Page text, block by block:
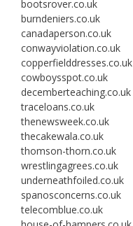
bootsrover.co.uk
burndeniers.co.uk
canadaperson.co.uk
conwayviolation.co.uk
copperfielddresses.co.uk
cowboysspot.co.uk
decemberteaching.co.uk
traceloans.co.uk
thenewsweek.co.uk
thecakewala.co.uk
thomson-thorn.co.uk
wrestlingagrees.co.uk
underneathfoiled.co.uk
spanosconcerns.co.uk
telecomblue.co.uk